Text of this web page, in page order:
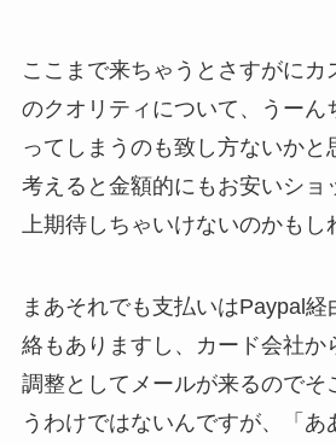
ここまで来ちゃうとさすがにカ
のクオリティについて、うー
ってしまうのも致し方ないかと
考えると金額的にもお安いショ
上期待しちゃいけないのかもし
まあそれでも支払いはPaypal
絡もありますし、カード会社か
調整としてメールが来るのでそ
うわけではないんですが、「あ